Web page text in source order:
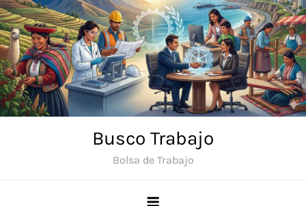
Saltar
al
contenido
Busco Trabajo
Bolsa de Trabajo